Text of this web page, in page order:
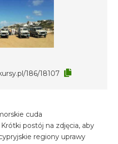
186/18107
cuda
Krótki postój na zdjęcia, aby
regiony uprawy